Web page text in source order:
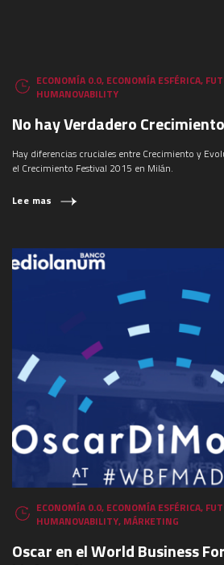
ECONOMÍA 0.0, ECONOMÍA ESFÉRICA,
HUMANOVABILITY
No hay Verdadero
Hay diferencias cruciales entre Crecimiento y
el Crecimiento Festival 2015 en Milán.
Lee mas
ECONOMÍA 0.0, ECONOMÍA ESFÉRICA,
HUMANOVABILITY, MÁRKETING
Oscar en el World Business